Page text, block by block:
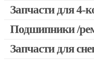
Двигатели,
Выключатели,
Запчасти для УШМ
Запчасти для 4-
Подшипники /
Запчасти для